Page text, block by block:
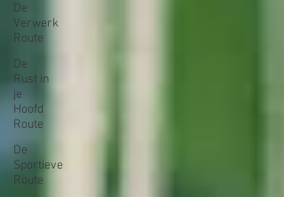
De
Verwerk
Route
De
Rust in
je
Hoofd
Route
De
Sportieve
Route